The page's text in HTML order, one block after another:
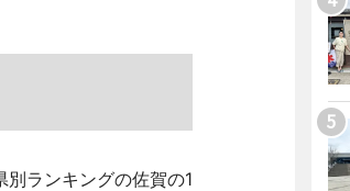
ランキングの佐賀の1